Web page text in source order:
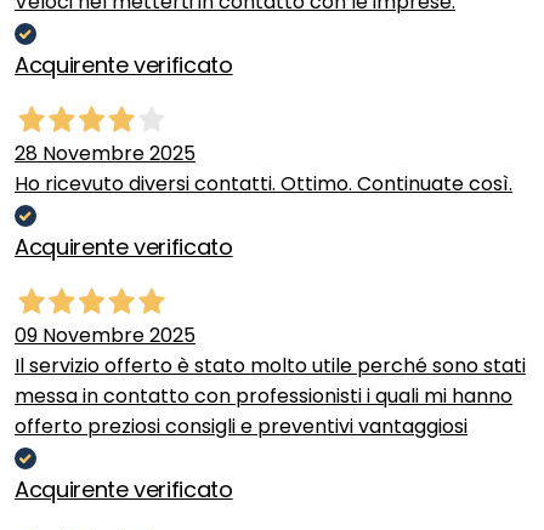
Acquirente verificato
28 Novembre 2025
Ho ricevuto diversi contatti. Ottimo. Continuate così.
Acquirente verificato
09 Novembre 2025
Il servizio offerto è stato molto utile perché sono stati
messa in contatto con professionisti i quali mi hanno
offerto preziosi consigli e preventivi vantaggiosi
Acquirente verificato